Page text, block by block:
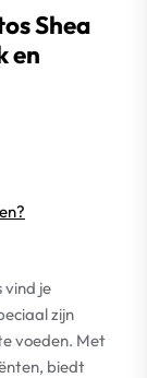
Shea
en
vind je
zijn
voeden. Met
biedt